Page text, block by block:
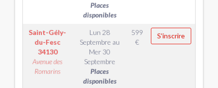
Places
disponibles
Saint-Gély-
du-Fesc
34130
Avenue des
Romarins
Lun 28
Septembre au
Mer 30
Septembre
Places
disponibles
599
€
S'inscrire